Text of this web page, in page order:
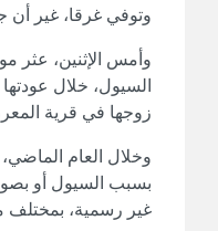
وتوفي غرقا، غير أن
وأمس الإثنين، عثر
السيول، خلال
زوجها في قرية
بسبب السيول أو
غير رسمية،